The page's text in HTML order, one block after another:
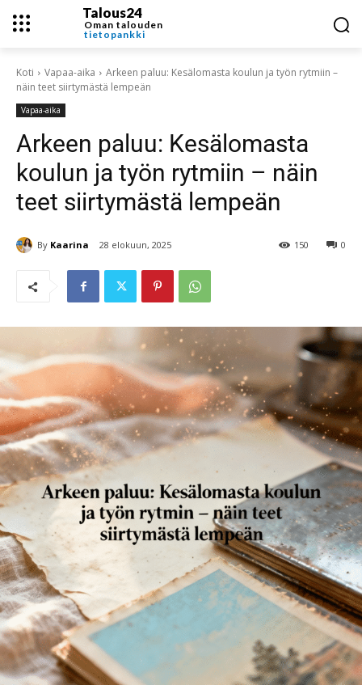
Talous24
Oman talouden
tietopankki
Koti Vapaa-aika
Arkeen paluu: Kesälomasta koulun ja työn rytmiin –
näin teet siirtymästä lempeän
Vapaa-aika
Arkeen paluu: Kesälomasta
koulun ja työn rytmiin – näin
teet siirtymästä lempeän
By Kaarina 28 elokuun, 2025 0
150